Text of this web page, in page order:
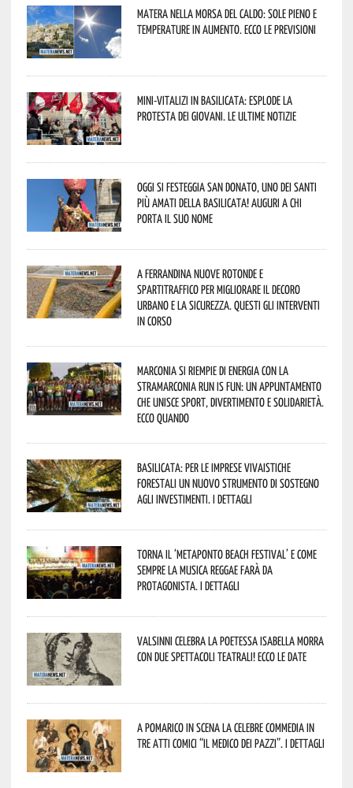
Matera nella morsa del caldo: sole pieno e
temperature in aumento. Ecco le previsioni
Mini-vitalizi in Basilicata: esplode la
protesta dei giovani. Le ultime notizie
Oggi si festeggia San Donato, uno dei Santi
più amati della Basilicata! Auguri a chi
porta il suo nome
A Ferrandina nuove rotonde e
spartitraffico per migliorare il decoro
urbano e la sicurezza. Questi gli interventi
in corso
Marconia si riempie di energia con la
StraMarconia Run is Fun: un appuntamento
che unisce sport, divertimento e solidarietà.
Ecco quando
Basilicata: per le imprese vivaistiche
forestali un nuovo strumento di sostegno
agli investimenti. I dettagli
Torna il ‘Metaponto beach festival’ e come
sempre la musica reggae farà da
protagonista. I dettagli
Valsinni celebra la poetessa Isabella Morra
con due spettacoli teatrali! Ecco le date
A Pomarico in scena la celebre commedia in
tre atti comici “Il medico dei pazzi”. I dettagli